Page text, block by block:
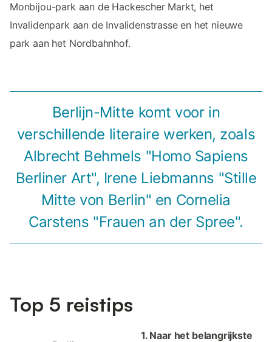
Monbijou-park aan de Hackescher Markt, het
Invalidenpark aan de Invalidenstrasse en het nieuwe
park aan het Nordbahnhof.
Berlijn-Mitte komt voor in
verschillende literaire werken, zoals
Albrecht Behmels "Homo Sapiens
Berliner Art", Irene Liebmanns "Stille
Mitte von Berlin" en Cornelia
Carstens "Frauen an der Spree".
Top 5 reistips
1. Naar het belangrijkste